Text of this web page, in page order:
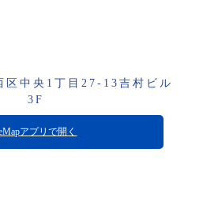
区中央1丁目27-13吉村ビル
3F
アプリで開く